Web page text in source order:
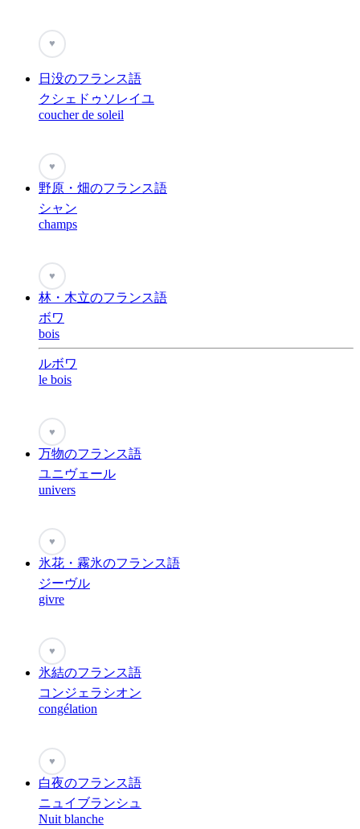
♥
日没のフランス語
クシェドゥソレイユ
coucher de soleil
♥
野原・畑のフランス語
シャン
champs
♥
林・木立のフランス語
ボワ
bois
ルボワ
le bois
♥
万物のフランス語
ユニヴェール
univers
♥
氷花・霧氷のフランス語
ジーヴル
givre
♥
氷結のフランス語
コンジェラシオン
congélation
♥
白夜のフランス語
ニュイブランシュ
Nuit blanche